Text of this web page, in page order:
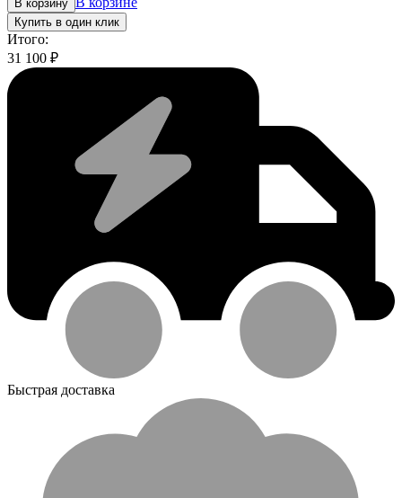
В корзину
Купить в один клик
Итого:
31 100 ₽
Быстрая доставка